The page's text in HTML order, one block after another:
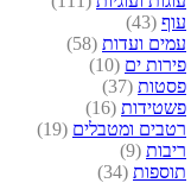
עוף (43)
עמים ועדות (58)
פירות ים (10)
פסטות (37)
פשטידות (16)
רטבים ומטבלים (19)
ריבות (9)
תוספות (34)